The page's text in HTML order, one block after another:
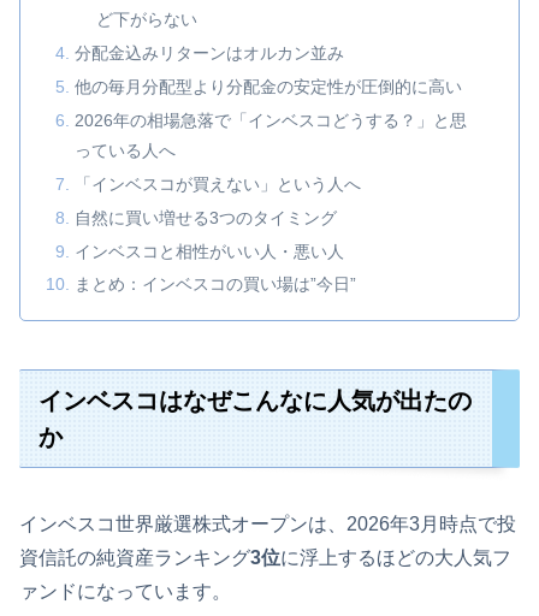
ど下がらない
分配金込みリターンはオルカン並み
他の毎月分配型より分配金の安定性が圧倒的に高い
2026年の相場急落で「インベスコどうする？」と思
っている人へ
「インベスコが買えない」という人へ
自然に買い増せる3つのタイミング
インベスコと相性がいい人・悪い人
まとめ：インベスコの買い場は”今日”
インベスコはなぜこんなに人気が出たの
か
インベスコ世界厳選株式オープンは、2026年3月時点で投
資信託の純資産ランキング3位に浮上するほどの大人気フ
ァンドになっています。